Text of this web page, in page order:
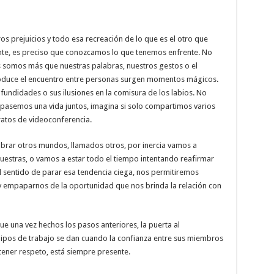
prejuicios y todo esa recreación de lo que es el otro que
es preciso que conozcamos lo que tenemos enfrente. No
más que nuestras palabras, nuestros gestos o el
el encuentro entre personas surgen momentos mágicos.
o sus ilusiones en la comisura de los labios. No
una vida juntos, imagina si solo compartimos varios
de videoconferencia.
otros mundos, llamados otros, por inercia vamos a
o vamos a estar todo el tiempo intentando reafirmar
de parar esa tendencia ciega, nos permitiremos
empaparnos de la oportunidad que nos brinda la relación con
una vez hechos los pasos anteriores, la puerta al
de trabajo se dan cuando la confianza entre sus miembros
respeto, está siempre presente.